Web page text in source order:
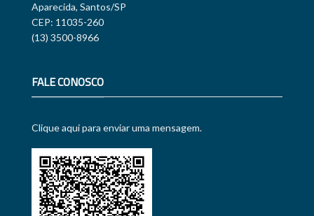
Aparecida, Santos/SP
CEP: 11035-260
(13) 3500-8966
FALE CONOSCO
Clique aqui para enviar uma mensagem.